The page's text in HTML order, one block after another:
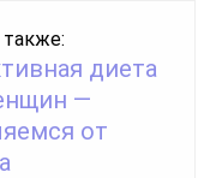
диета
—
от